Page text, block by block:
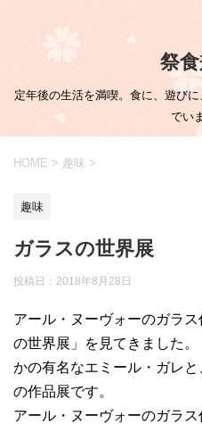
祭
定年後の生活を満喫。食に、遊び
でい
HOME > 趣味 >
趣味
ガラスの世界展
投稿日： 2018年8月28日
アール・ヌーヴォーのガラ
の世界展」を見てきました。
かの有名なエミール・ガレ
の作品展です。
アール・ヌーヴォーのガラ